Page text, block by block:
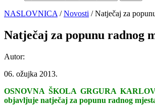
NASLOVNICA /Novosti / Natječaj za
Natječaj za popunu radnog
Autor:
06. ožujka 2013.
OSNOVNA ŠKOLA GRGURA
objavljuje natječaj za popunu radnog